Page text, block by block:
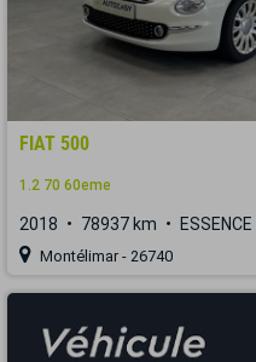
FIAT 500
1.2 70 60eme
2018 78937 km ESSENCE
Montélimar - 26740